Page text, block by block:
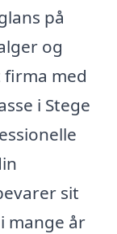
på
og
med
i Stege
sit
mange år